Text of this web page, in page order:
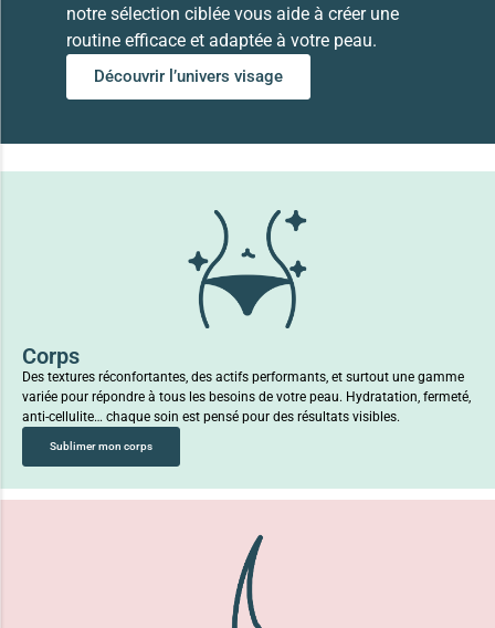
notre sélection ciblée vous aide à créer une
routine efficace et adaptée à votre peau.
Découvrir l’univers visage
Corps
Des textures réconfortantes, des actifs performants, et surtout une gamme
variée pour répondre à tous les besoins de votre peau. Hydratation, fermeté,
anti-cellulite… chaque soin est pensé pour des résultats visibles.
Sublimer mon corps